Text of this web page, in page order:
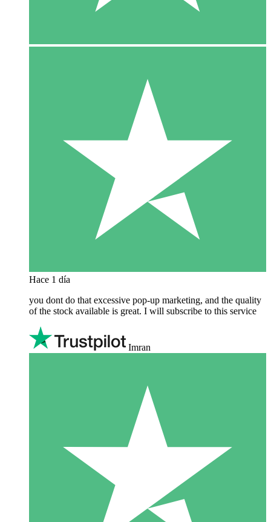
Hace 1 día
you dont do that excessive pop-up marketing, and the quality
of the stock available is great. I will subscribe to this service
Imran